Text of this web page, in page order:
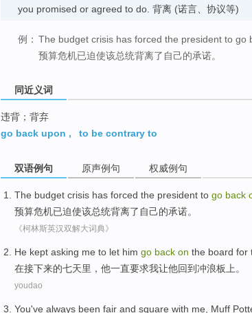
you promised or agreed to do. 背离 (诺言、协议等)
例： The budget crisis has forced the president to go
预算危机已迫使该总统背离了自己的承诺。
同近义词
违背；背弃
go back upon , to be contrary to
双语例句 原声例句 权威例句
The budget crisis has forced the president to go back
预算危机已迫使该总统背离了 自己的承诺。
《柯林斯英汉双解大词典》
He kept asking me to let him go back on the board for
在接下来的七天里，他一直要求我让他回到冲浪板上。
youdao
You've always been fair and square with me Muff